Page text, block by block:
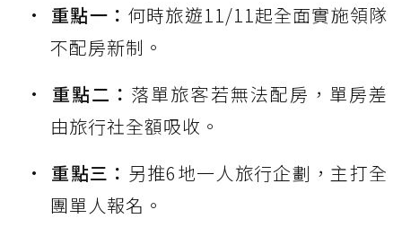
重點一： 何時旅遊11/11起全面實施領隊
不配房新制。
重點二： 落單旅客若無法配房，單房差
由旅行社全額吸收。
重點三： 另推6地一人旅行企劃，主打全
團單人報名。